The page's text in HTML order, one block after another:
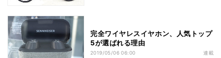
完全ワイヤレスイヤホン、人気トップ
5が選ばれる理由
2019/05/06 06:00 連載